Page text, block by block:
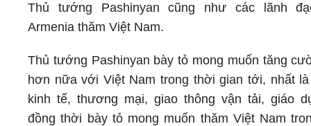
Thủ tướng Pashinyan cũng như các lãnh
Armenia thăm Việt Nam.
Thủ tướng Pashinyan bày tỏ mong muốn tăng
hơn nữa với Việt Nam trong thời gian tới, nhất
kinh tế, thương mại, giao thông vận tải, giáo
đồng thời bày tỏ mong muốn thăm Việt Nam